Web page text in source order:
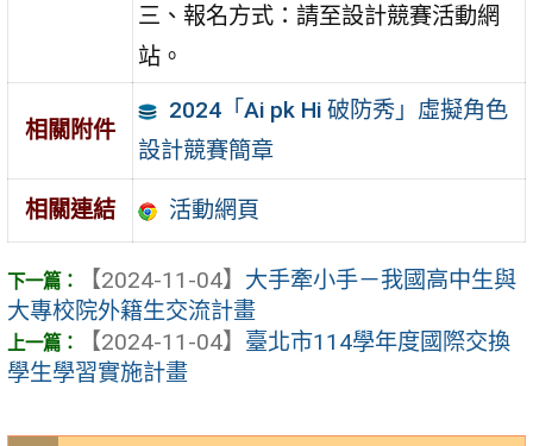
三、報名方式：請至設計競賽活動網
站。
相關附件
2024「Ai pk Hi 破防秀」虛擬角色
設計競賽簡章
相關連結 活動網頁
【2024-11-04】 大手牽小手－我國高中生與
大專校院外籍生交流計畫
【2024-11-04】 臺北市114學年度國際交換
學生學習實施計畫